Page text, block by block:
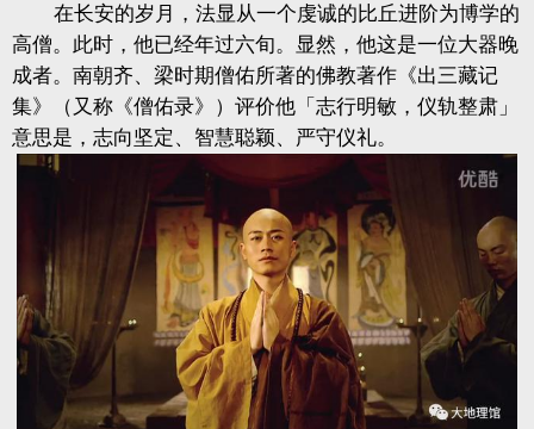
在长安的岁月，法显从一个虔诚的比丘进阶为博学的
高僧。此时，他已经年过六旬。显然，他这是一位大器晚
成者。南朝齐、梁时期僧佑所著的佛教著作《出三藏记
集》（又称《僧佑录》）评价他「志行明敏，仪轨整肃」
意思是，志向坚定、智慧聪颖、严守仪礼。